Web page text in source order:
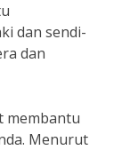
dan sendi-
dan
membantu
Menurut